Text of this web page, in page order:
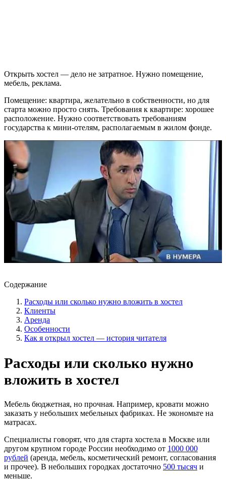
Открыть хостел — дело не затратное. Нужно помещение,
мебель, реклама.
Помещение: квартира, желательно в собственности, но для
старта можно просто снять. Требования к квартире: хорошее
расположение. Нужно соответствовать требованиям
государства к мини-отелям, располагаемым в жилом фонде.
Содержание
Расходы или сколько нужно вложить в хостел
Клиенты
Аренда
Особенности
Как я открыл хостел — история читателя
Расходы или сколько нужно
вложить в хостел
Мебель бюджетная, но прочная. Например, кровати можно
заказать у небольших мебельных фабриках. Не экономьте на
матрасах.
Специалисты говорят, что для старта хостела в Москве или
другом крупном городе России необходимо от 1000 000
рублей (аренда, мебель, косметический ремонт, согласования
и прочее). В небольших городках достаточно 500 тысяч и
меньше.